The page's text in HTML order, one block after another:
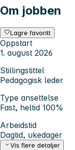
Om jobben
Lagre favoritt
Oppstart
1. august 2026
Stillingstittel
Pedagogisk leder
Type ansettelse
Fast, heltid 100%
Arbeidstid
Dagtid, ukedager
Vis flere detaljer